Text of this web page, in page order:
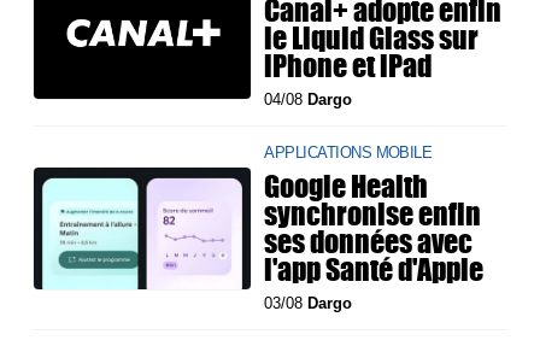
Canal+ adopte enfin
le Liquid Glass sur
iPhone et iPad
04/08 Dargo
APPLICATIONS MOBILE
Google Health
synchronise enfin
ses données avec
l'app Santé d'Apple
03/08 Dargo